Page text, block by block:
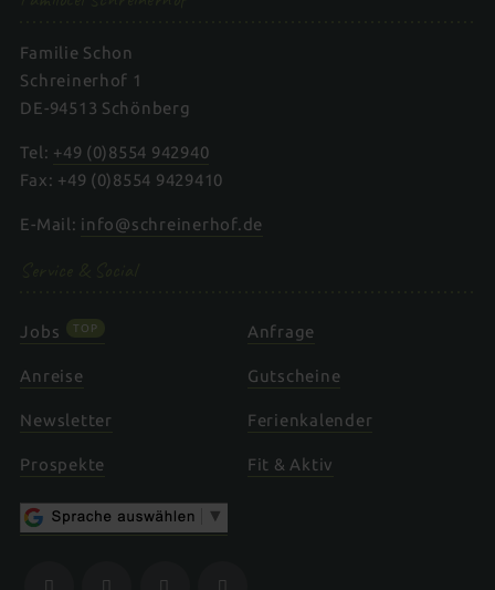
Familie Schon
Schreinerhof 1
DE-94513 Schönberg
Tel: +49 (0)8554 942940
Fax: +49 (0)8554 9429410
E-Mail: info@schreinerhof.de
Jobs TOP Anfrage
Anreise Gutscheine
Newsletter Ferienkalender
Prospekte Fit & Aktiv